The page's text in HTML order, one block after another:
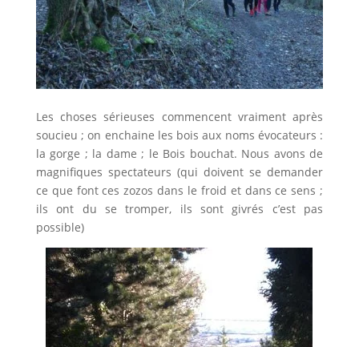
Les choses sérieuses commencent vraiment après
soucieu ; on enchaine les bois aux noms évocateurs :
la gorge ; la dame ; le Bois bouchat. Nous avons de
magnifiques spectateurs (qui doivent se demander
ce que font ces zozos dans le froid et dans ce sens ;
ils ont du se tromper, ils sont givrés c’est pas
possible)